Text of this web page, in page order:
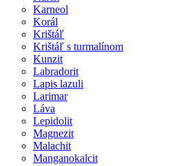
Karneol
Korál
Krištáľ
Krištáľ s turmalínom
Kunzit
Labradorit
Lapis lazuli
Larimar
Láva
Lepidolit
Magnezit
Malachit
Manganokalcit